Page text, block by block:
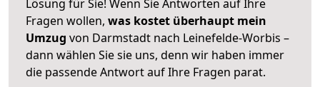
Lösung für Sie! Wenn Sie Antworten auf Ihre
Fragen wollen, was kostet überhaupt mein
Umzug von Darmstadt nach Leinefelde-Worbis –
dann wählen Sie sie uns, denn wir haben immer
die passende Antwort auf Ihre Fragen parat.